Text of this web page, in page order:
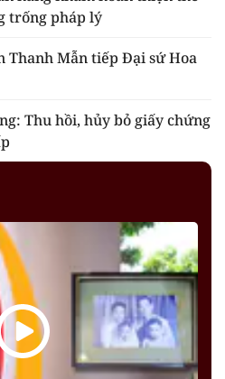
trống pháp lý
Thanh Mẫn tiếp Đại sứ Hoa
Thu hồi, hủy bỏ giấy chứng